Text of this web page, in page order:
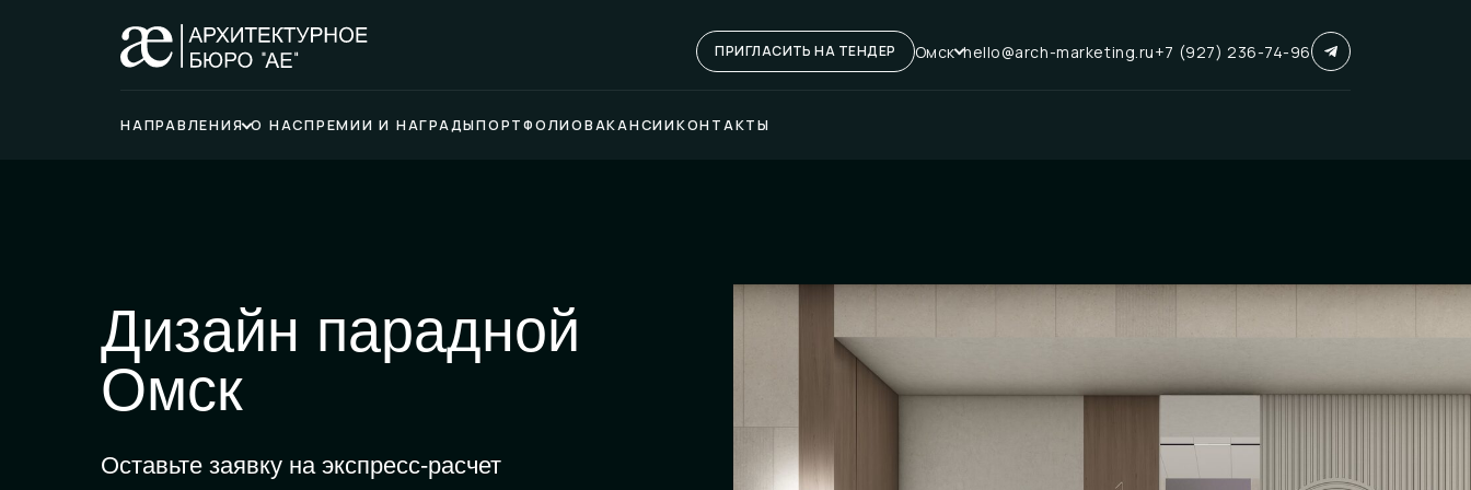
ПРИГЛАСИТЬ НА ТЕНДЕР Омск hello@arch-marketing.ru+7 (927) 236-74-96
НАПРАВЛЕНИЯ О НАСПРЕМИИ И НАГРАДЫПОРТФОЛИОВАКАНСИИКОНТАКТЫ
Дизайн парадной
Омск
Оставьте заявку на экспресс-расчет